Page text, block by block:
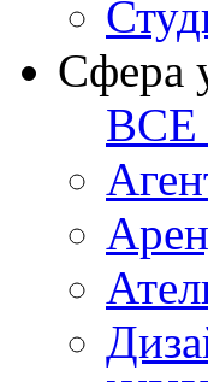
Сфера